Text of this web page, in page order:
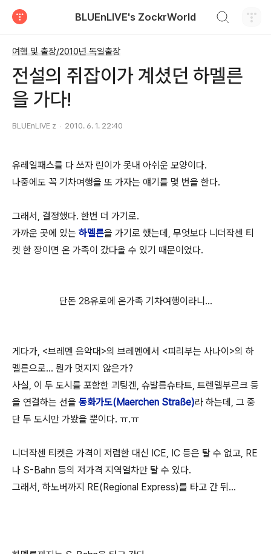
BLUEnLIVE's ZockrWorld
여행 및 출장/2010년 독일출장
전설의 쥐잡이가 계셨던 하멜른
을 가다!
BLUEnLIVE z 2010. 6. 1. 22:40
유레일패스를 다 쓰자 린이가 못내 아쉬운 모양이다.
나중에도 꼭 기차여행을 또 가자는 얘기를 몇 번을 한다.
그래서, 결정했다. 한번 더 가기로.
가까운 곳에 있는 하멜른을 가기로 했는데, 무엇보다 니더작센 티
켓 한 장이면 온 가족이 갔다올 수 있기 때문이었다.
단돈 28유로에 온가족 기차여행이라니...
게다가, <브레멘 음악대>의 브레멘에서 <피리부는 사나이>의 하
멜른으로... 뭔가 멋지지 않은가?
사실, 이 두 도시를 포함한 괴팅겐, 슈발름슈타트, 트렌델부르크 등
을 연결하는 선을 동화가도(Maerchen Straße)라 하는데, 그 중
단 두 도시만 가봤을 뿐이다. ㅠ.ㅠ
니더작센 티켓은 가격이 저렴한 대신 ICE, IC 등은 탈 수 없고, RE
나 S-Bahn 등의 저가격 지역열차만 탈 수 있다.
그래서, 하노버까지 RE(Regional Express)를 타고 간 뒤...